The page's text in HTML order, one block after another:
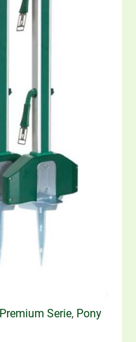
Premium Serie, Pony